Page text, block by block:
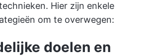
Hier zijn enkele
om te overwegen:
doelen en